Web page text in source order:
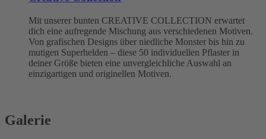
Mit unserer bunten CREATIVE COLLECTION erwartet
dich eine aufregende Mischung aus verschiedenen Motiven.
Von grafischen Designs über niedliche Monster bis hin zu
mutigen Superhelden – diese 50 individuellen Pflaster in
deiner Größe bieten eine unvergleichliche Auswahl an
einzigartigen und originellen Motiven.
Galerie